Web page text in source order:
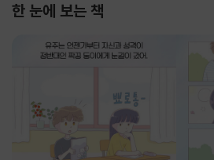
한 눈에 보는 책